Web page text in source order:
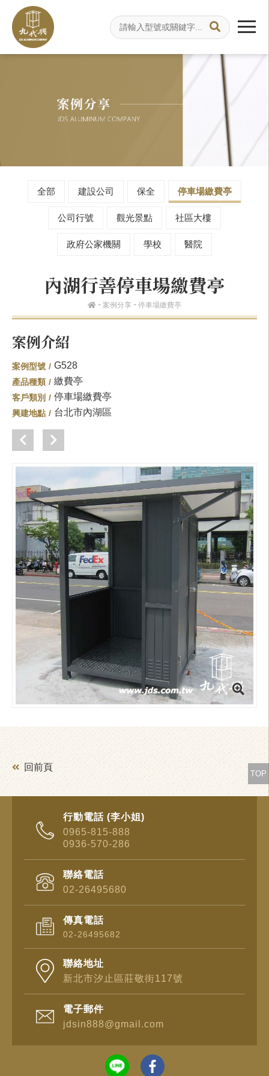
全部 建設公司 保全 停車場繳費亭
公司行號 觀光景點 社區大樓
政府公家機關 學校 醫院
內湖行善停車場繳費亭
案例分享 停車場繳費亭
案例介紹
案例型號 G528
產品種類 繳費亭
客戶類別 停車場繳費亭
興建地點 台北市內湖區
回前頁
TOP
行動電話 (李小姐)
0965-815-888
0936-570-286
聯絡電話
02-26495680
傳真電話
02-26495682
聯絡地址
新北市汐止區莊敬街117號
電子郵件
jdsin888@gmail.com